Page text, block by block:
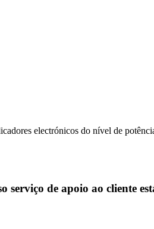
electrónicos do nível de
de apoio ao cliente